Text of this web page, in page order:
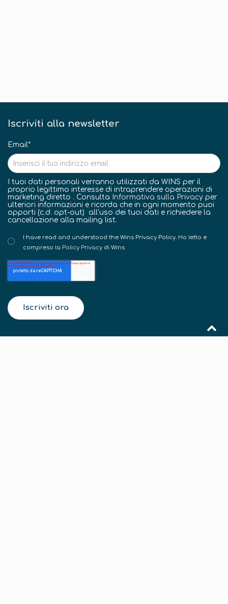
Iscriviti alla newsletter
Email*
I tuoi dati personali verranno utilizzati da WINS per il
proprio legittimo interesse di intraprendere operazioni di
marketing diretto . Consulta Informativa sulla Privacy per
ulteriori informazioni e ricorda che in ogni momento puoi
opporti (c.d. opt-out) all'uso dei tuoi dati e richiedere la
cancellazione alla mailing list.
I have read and understood the Wins Privacy Policy. Ho letto e
compreso la Policy Privacy di Wins